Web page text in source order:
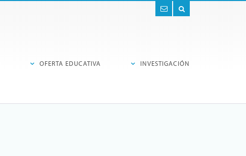
Buscar
Contacto
OFERTA EDUCATIVA INVESTIGACIÓN